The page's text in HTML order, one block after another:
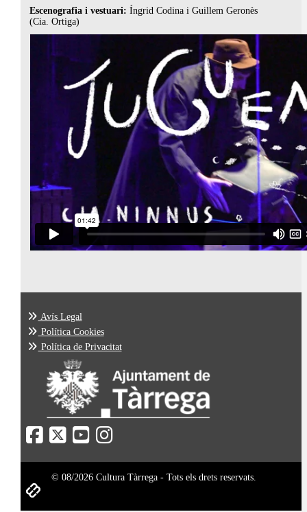
Escenografia i vestuari: Íngrid Codina i Guillem Geronès
(Cia. Ortiga)
Avís Legal
Política Cookies
Política de Privacitat
© 08/2026 Cultura Tàrrega - Tots els drets reservats.